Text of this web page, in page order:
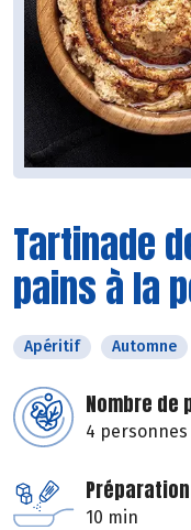
Tartinade
pains à la
Apéritif Automne
Nombre de
4 personnes
Préparation
10 min